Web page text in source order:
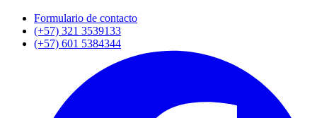
Formulario de contacto
(+57) 321 3539133
(+57) 601 5384344